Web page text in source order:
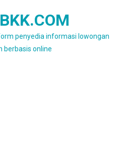
penyedia informasi lowongan
berbasis online